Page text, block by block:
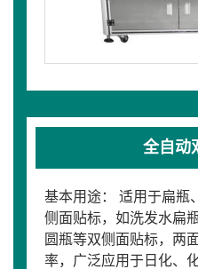
全自动
基本用途： 适用于扁瓶
侧面贴标，如洗发水扁
圆瓶等双侧面贴标，两
率，广泛应用于日化、